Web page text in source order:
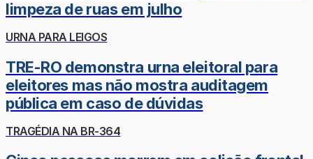
limpeza de ruas em julho
URNA PARA LEIGOS
TRE-RO demonstra urna eleitoral para
eleitores mas não mostra auditagem
pública em caso de dúvidas
TRAGÉDIA NA BR-364